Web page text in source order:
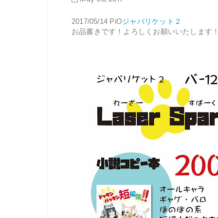
2017/05/14 PiOジャパリケット２
お品書きです！よろしくお願いいたします